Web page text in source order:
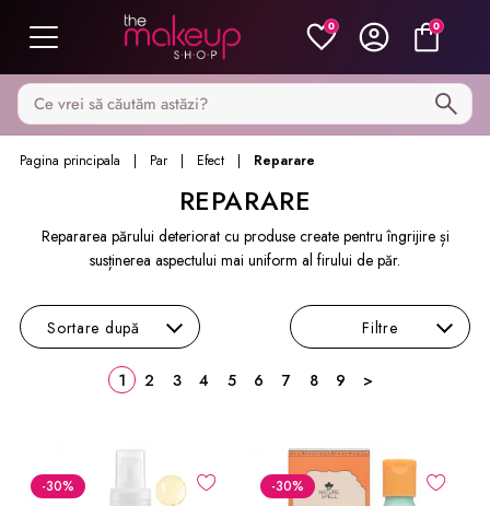
0 0
Caută pe MakeupShop
Pagina principala Par Efect Reparare
REPARARE
Repararea părului deteriorat cu produse create pentru îngrijire și
susținerea aspectului mai uniform al firului de păr.
Sortare după Filtre
1 2 3 4 5 6 7 8 9 >
-30% -30%